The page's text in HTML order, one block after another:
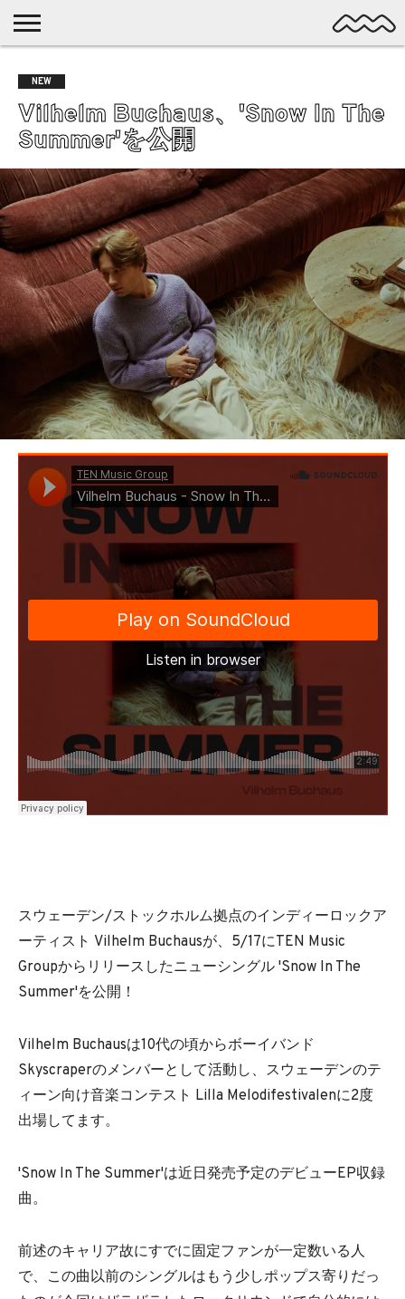
MUSIC
LATEST
POSTS
SPOTLIGHT
NYP
/ DL
DISCOVERY
ALTERNATIVE
ELECTRONIC
FOLK
PSYCH
DREAMPOP
POSTPUNK
LO-
FI
GARAGE
EXPERIMENTAL
SYNTHPOP
SHOEGAZE
SOUL
BEDROOM
NEW
Vilhelm Buchaus、'Snow In The
Summer'を公開
スウェーデン/ストックホルム拠点のインディーロックア
ーティスト Vilhelm Buchausが、5/17にTEN Music
Groupからリリースしたニューシングル 'Snow In The
Summer'を公開！
Vilhelm Buchausは10代の頃からボーイバンド
Skyscraperのメンバーとして活動し、スウェーデンのテ
ィーン向け音楽コンテスト Lilla Melodifestivalenに2度
出場してます。
'Snow In The Summer'は近日発売予定のデビューEP収録
曲。
前述のキャリア故にすでに固定ファンが一定数いる人
で、この曲以前のシングルはもう少しポップス寄りだっ